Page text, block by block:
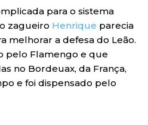
para o sistema
zagueiro Henrique parecia
melhorar a defesa do Leão.
pelo Flamengo e que
no Bordeuax, da França,
e foi dispensado pelo